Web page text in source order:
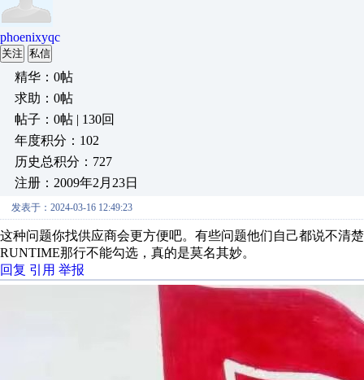
phoenixyqc
关注 私信
精华：0帖
求助：0帖
帖子：0帖 | 130回
年度积分：102
历史总积分：727
注册：2009年2月23日
发表于：2024-03-16 12:49:23
这种问题你找供应商会更方便吧。有些问题他们自己都说不清
RUNTIME那行不能勾选，真的是莫名其妙。
回复 引用 举报